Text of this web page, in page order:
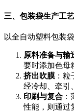
三、包装袋生产工
以全自动塑料包装
原料准备与输
要时添加色母
挤出吹膜 ：
经冷却、牵引
印刷与复合
性能，则通过